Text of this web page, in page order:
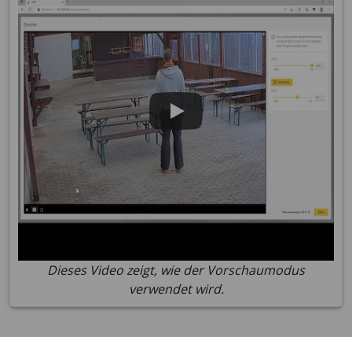
Dieses Video zeigt, wie der Vorschaumodus
verwendet wird.